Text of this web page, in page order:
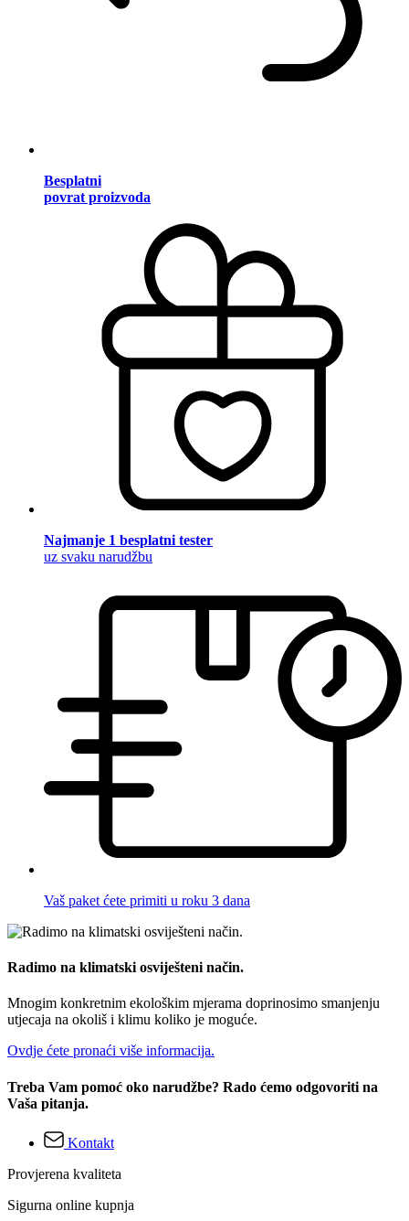
Besplatni
povrat proizvoda
Najmanje 1 besplatni tester
uz svaku narudžbu
Vaš paket ćete primiti u roku 3 dana
Radimo na klimatski osviješteni način.
Mnogim konkretnim ekološkim mjerama doprinosimo smanjenju
utjecaja na okoliš i klimu koliko je moguće.
Ovdje ćete pronaći više informacija.
Treba Vam pomoć oko narudžbe? Rado ćemo odgovoriti na
Vaša pitanja.
Kontakt
Provjerena kvaliteta
Sigurna online kupnja